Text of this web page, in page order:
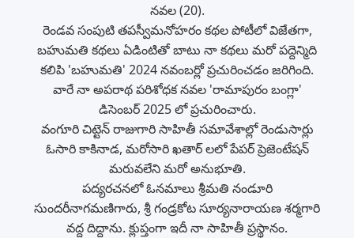
నవల (20).
రెండవ సంపుటి తపస్వీమనోహరం కథల పోటీలో విజేతగా,
బహుమతి కథలు ఏడింటితో బాటు నా కథలు మరో పద్దెన్మిది
కలిపి 'బహుమతి' 2024 నవంబర్లో ప్రచురించడం జరిగింది.
వారే నా అపరాథ పరిశోధక నవల 'రామాపురం బంగ్లా'
డిసెంబర్ 2025 లో ప్రచురించారు.
వంగూరి చిట్టెన్ రాజుగారి సాహితీ సమావేశాల్లో రెండుసార్లు
ఓసారి కాకినాడ, మరోసారి ఖతార్ లలో పేపర్ ప్రెజెంటేషన్
మరువలేని మరో అనుభూతి.
పద్యరచనలో ఓనమాలు శ్రీమతి నండూరి
సుందరీనాగమణిగారు, శ్రీ గండ్రకోట సూర్యనారాయణ శర్మగారి
వద్ద దిద్దాను. క్లుప్తంగా ఇదీ నా సాహితీ ప్రస్థానం.